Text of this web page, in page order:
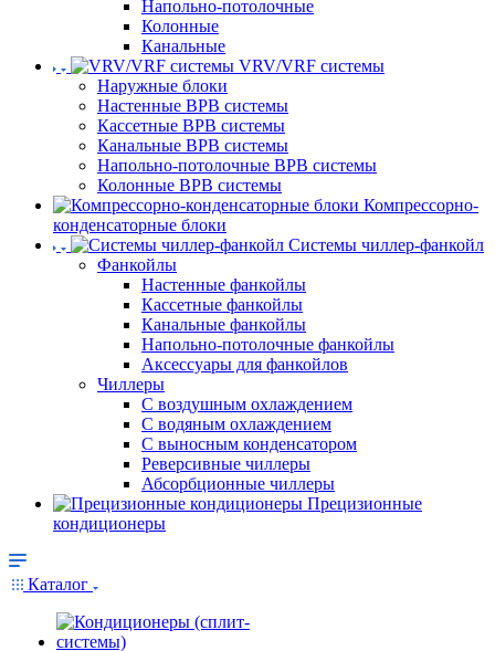
Напольно-потолочные
Колонные
Канальные
VRV/VRF системы
Наружные блоки
Настенные ВРВ системы
Кассетные ВРВ системы
Канальные ВРВ системы
Напольно-потолочные ВРВ системы
Колонные ВРВ системы
Компрессорно-
конденсаторные блоки
Системы чиллер-фанкойл
Фанкойлы
Настенные фанкойлы
Кассетные фанкойлы
Канальные фанкойлы
Напольно-потолочные фанкойлы
Аксессуары для фанкойлов
Чиллеры
С воздушным охлаждением
С водяным охлаждением
С выносным конденсатором
Реверсивные чиллеры
Абсорбционные чиллеры
Прецизионные
кондиционеры
Каталог